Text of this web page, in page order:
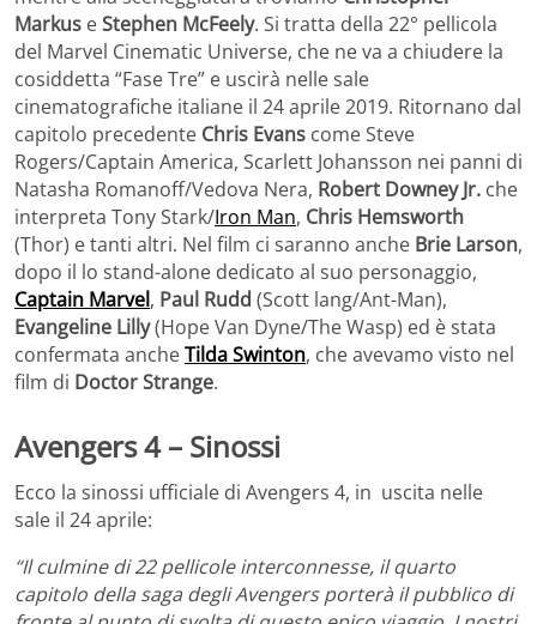
Markus eStephen McFeely. Si tratta della 22° pellicola
del Marvel Cinematic Universe, che ne va a chiudere la
cosiddetta “Fase Tre” e uscirà nelle sale
cinematografiche italiane il 24 aprile 2019. Ritornano dal
capitolo precedente Chris Evans come Steve
Rogers/Captain America, Scarlett Johansson nei panni di
Natasha Romanoff/Vedova Nera, Robert Downey Jr. che
interpreta Tony Stark/Iron Man, Chris Hemsworth
(Thor) e tanti altri. Nel film ci saranno anche Brie Larson,
dopo il lo stand-alone dedicato al suo personaggio,
Captain Marvel, Paul Rudd (Scott lang/Ant-Man),
Evangeline Lilly(Hope Van Dyne/The Wasp) ed è stata
confermata ancheTilda Swinton, che avevamo visto nel
film di Doctor Strange.
Avengers 4 – Sinossi
Ecco la sinossi ufficiale di Avengers 4, in uscita nelle
sale il 24 aprile:
“Il culmine di 22 pellicole interconnesse, il quarto
capitolo della saga degli Avengers porterà il pubblico di